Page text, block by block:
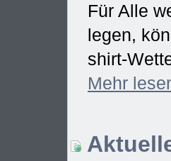
Für Alle
legen,
shirt-
Mehr